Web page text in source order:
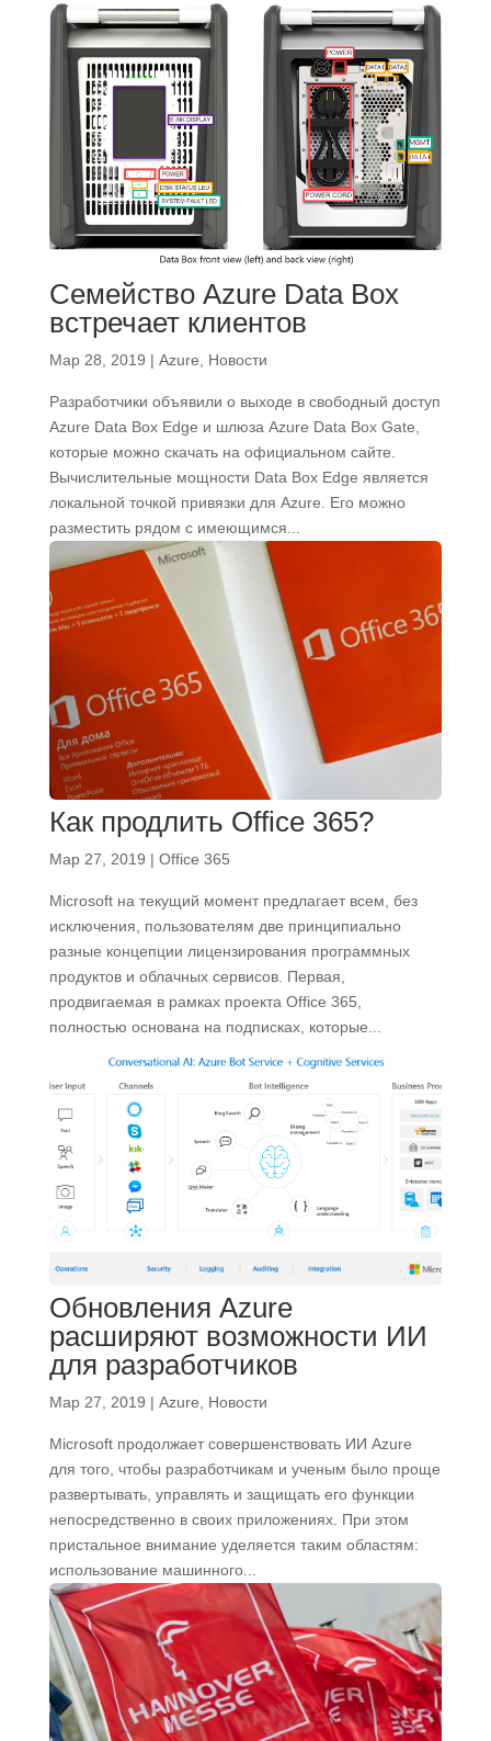
Семейство Azure Data Box
встречает клиентов
Мар 28, 2019 | Azure Новости
Разработчики объявили о выходе в свободный доступ
Azure Data Box Edge и шлюза Azure Data Box Gate,
которые можно скачать на официальном сайте.
Вычислительные мощности Data Box Edge является
локальной точкой привязки для Azure. Его можно
разместить рядом с имеющимся...
Как продлить Office 365?
Мар 27, 2019 | Office 365
Microsoft на текущий момент предлагает всем, без
исключения, пользователям две принципиально
разные концепции лицензирования программных
продуктов и облачных сервисов. Первая,
продвигаемая в рамках проекта Office 365,
полностью основана на подписках, которые...
Обновления Azure
расширяют возможности ИИ
для разработчиков
Мар 27, 2019 | Azure Новости
Microsoft продолжает совершенствовать ИИ Azure
для того, чтобы разработчикам и ученым было проще
развертывать, управлять и защищать его функции
непосредственно в своих приложениях. При этом
пристальное внимание уделяется таким областям:
использование машинного...